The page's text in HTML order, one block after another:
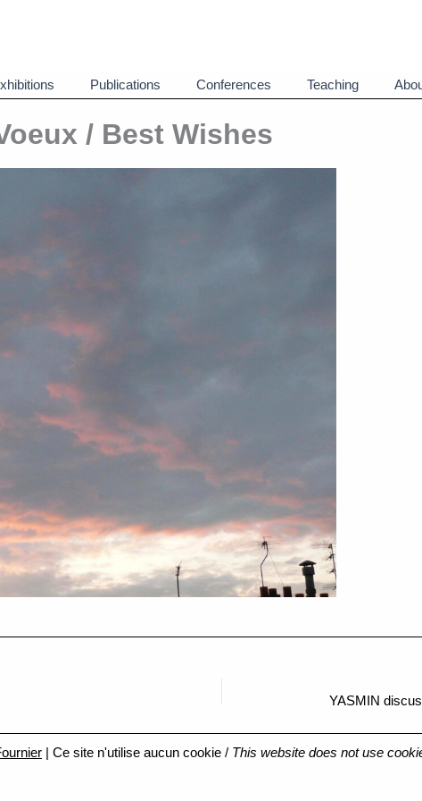
Publications Conferences Teaching
/ Best Wishes
YASMIN
| Ce site n'utilise aucun cookie / This website does not use